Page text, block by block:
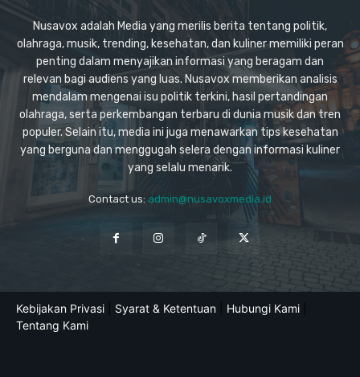
Nusavox adalah Media yang merilis berita tentang politik,
olahraga, musik, trending, kesehatan, dan kuliner memiliki peran
penting dalam menyajikan informasi yang beragam dan
relevan bagi audiens yang luas. Nusavox memberikan analisis
mendalam mengenai isu politik terkini, hasil pertandingan
olahraga, serta perkembangan terbaru di dunia musik dan tren
populer. Selain itu, media ini juga menawarkan tips kesehatan
yang berguna dan menggugah selera dengan informasi kuliner
yang selalu menarik.
Contact us: admin@nusavoxmedia.id
Kebijakan Privasi Syarat & Ketentuan Hubungi Kami
Tentang Kami